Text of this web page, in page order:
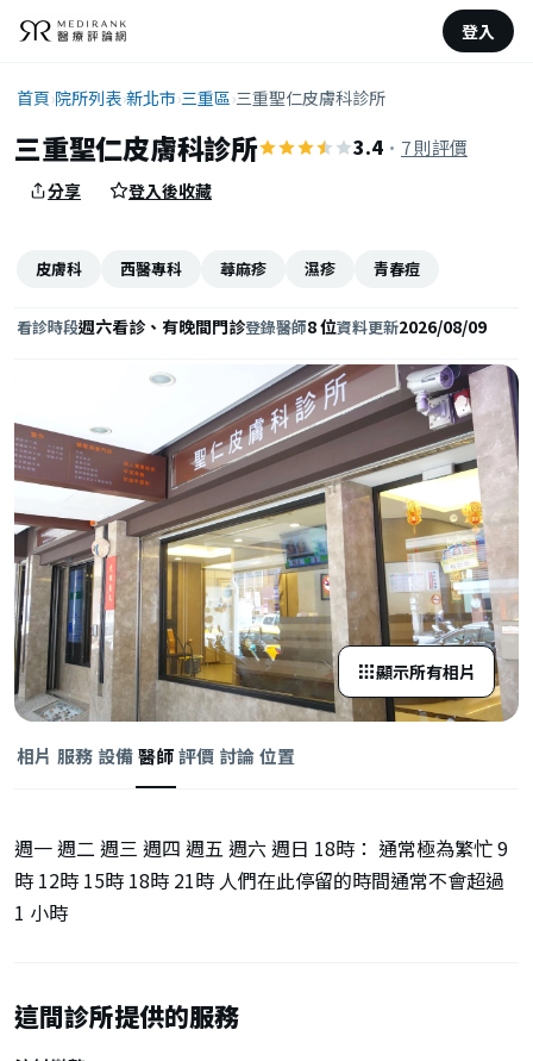
登入
首頁›院所列表›新北市›三重區›三重聖仁皮膚科診所
三重聖仁皮膚科診所 3.4· 7 則評價
分享 登入後收藏
皮膚科 西醫專科 蕁麻疹 濕疹 青春痘
看診時段週六看診、有晚間門診登錄醫師8 位資料更新2026/08/09
顯示所有相片
相片 服務 設備醫師評價 討論位置
週一 週二 週三 週四 週五 週六 週日 18時： 通常極為繁忙 9
時 12時 15時 18時 21時 人們在此停留的時間通常不會超過
1 小時
這間診所提供的服務